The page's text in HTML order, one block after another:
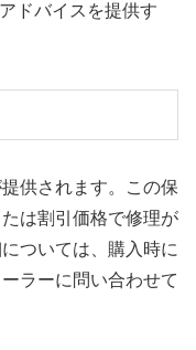
ドバイスを提供す
供されます。この保
は割引価格で修理が
ついては、購入時に
ラーに問い合わせて